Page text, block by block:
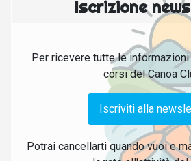
Iscrizione
Per ricevere tutte le
corsi del Canoa
Iscriviti alla
Potrai cancellarti quando vuoi e